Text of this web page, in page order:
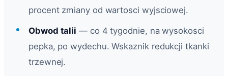
procent zmiany od wartosci wyjsciowej.
Obwod talii — co 4 tygodnie, na wysokosci
pepka, po wydechu. Wskaznik redukcji tkanki
trzewnej.